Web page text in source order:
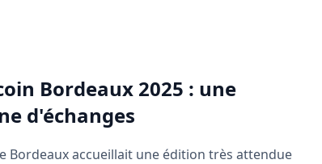
Bordeaux 2025 : une
d'échanges
Bordeaux accueillait une édition très attendue